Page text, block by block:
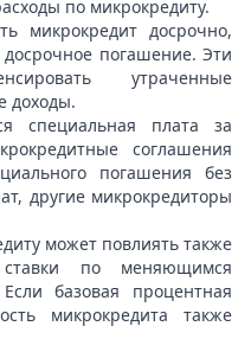
по микрокредиту.
микрокредит досрочно,
погашение. Эти
утраченные
доходы.
специальная плата за
соглашения
погашения без
другие микрокредиторы
может повлиять также
ставки по меняющимся
базовая процентная
микрокредита также